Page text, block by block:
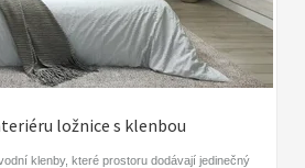
ložnice s klenbou
klenby, které prostoru dodávají jedinečný